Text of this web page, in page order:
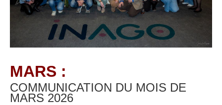
MARS :
COMMUNICATION DU MOIS DE
MARS 2026